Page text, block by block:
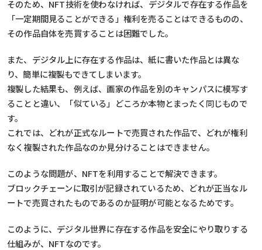
そのため、NFT技術を使わなければ、デジタルで存在する作品を
「一定期間見ることができる」権利を売ることはできるものの、
その作品自体を売買することは困難でした。
また、デジタル上に存在する作品は、紙に書いた作品とは異な
り、簡単に複製もできてしまいます。
複製した結果も、例えば、画家の作品を別のキャンパスに模写す
ることと違い、「似ている」どころか本物とまったく同じもので
す。
これでは、どれが正式なルートで売買された作品で、どれが権利
なく複製された作品なのか見分けることはできません。
このような問題が、NFTを利用することで解決できます。
ブロックチェーンに取引が記録されているため、どれが正当なル
ートで売買されたものであるのか証明が可能となるためです。
このように、デジタル世界に存在する作品を安全にやり取りする
仕組みが、NFTなのです。